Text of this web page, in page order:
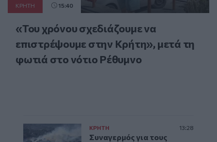
ΚΡΗΤΗ 15:40
«Του χρόνου σχεδιάζουμε να
επιστρέψουμε στην Κρήτη», μετά τη
φωτιά στο νότιο Ρέθυμνο
ΚΡΗΤΗ 13:28
Συναγερμός για τους